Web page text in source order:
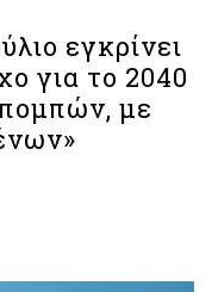
εγκρίνει
για το 2040
με